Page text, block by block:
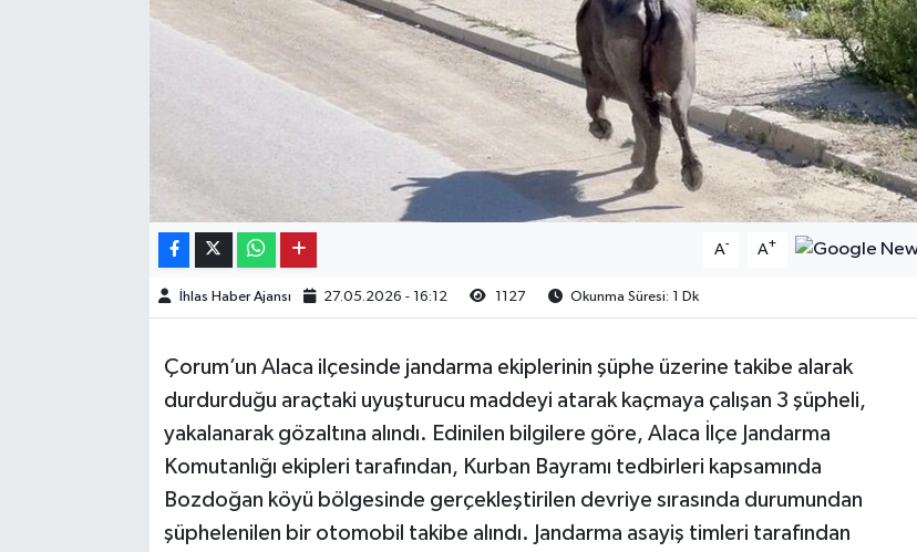
A- A+
İhlas Haber Ajansı 27.05.2026 - 16:12 1127 Okunma Süresi: 1 Dk
Çorum’un Alaca ilçesinde jandarma ekiplerinin şüphe üzerine takibe alarak
durdurduğu araçtaki uyuşturucu maddeyi atarak kaçmaya çalışan 3 şüpheli,
yakalanarak gözaltına alındı. Edinilen bilgilere göre, Alaca İlçe Jandarma
Komutanlığı ekipleri tarafından, Kurban Bayramı tedbirleri kapsamında
Bozdoğan köyü bölgesinde gerçekleştirilen devriye sırasında durumundan
şüphelenilen bir otomobil takibe alındı. Jandarma asayiş timleri tarafından
Osmancık